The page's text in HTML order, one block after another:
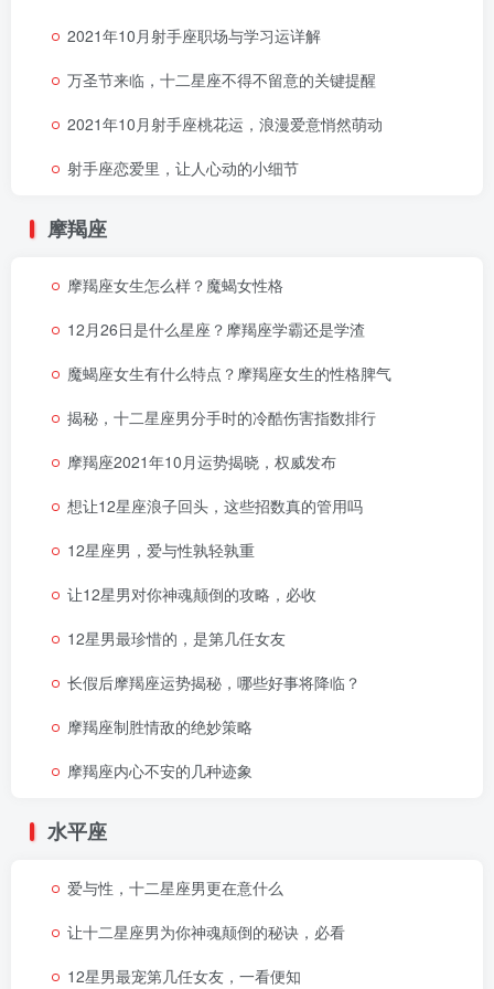
2021年10月射手座职场与学习运详解
万圣节来临，十二星座不得不留意的关键提醒
2021年10月射手座桃花运，浪漫爱意悄然萌动
射手座恋爱里，让人心动的小细节
摩羯座
摩羯座女生怎么样？魔蝎女性格
12月26日是什么星座？摩羯座学霸还是学渣
魔蝎座女生有什么特点？摩羯座女生的性格脾气
揭秘，十二星座男分手时的冷酷伤害指数排行
摩羯座2021年10月运势揭晓，权威发布
想让12星座浪子回头，这些招数真的管用吗
12星座男，爱与性孰轻孰重
让12星男对你神魂颠倒的攻略，必收
12星男最珍惜的，是第几任女友
长假后摩羯座运势揭秘，哪些好事将降临？
摩羯座制胜情敌的绝妙策略
摩羯座内心不安的几种迹象
水平座
爱与性，十二星座男更在意什么
让十二星座男为你神魂颠倒的秘诀，必看
12星男最宠第几任女友，一看便知